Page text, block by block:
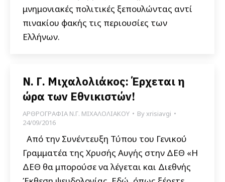
μνημονιακές πολιτικές ξεπουλώντας αντί
πινακίου φακής τις περιουσίες των
Ελλήνων.
Ν. Γ. Μιχαλολιάκος: Έρχεται η
ώρα των Εθνικιστών!
ΑΡΘΡΟΓΡΑΦΙΑ Ν.Γ. ΜΙΧΑΛΟΛΙΑΚΟΥ Byxrisiavgi
24/09/2016
Από την Συνέντευξη Τύπου του Γενικού
Γραμματέα της Χρυσής Αυγής στην ΔΕΘ «Η
ΔΕΘ θα μπορούσε να λέγεται και Διεθνής